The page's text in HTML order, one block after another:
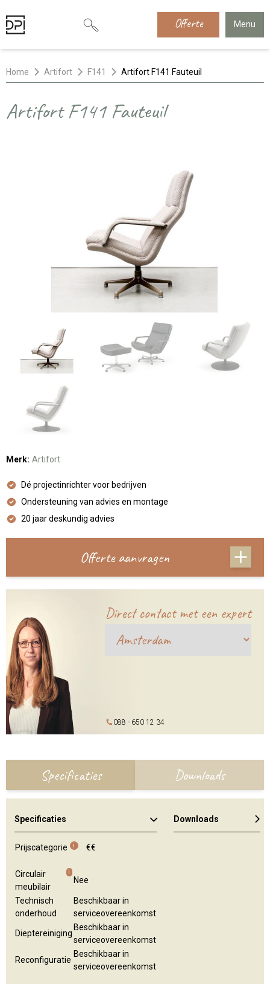
Offerte Menu
Home Artifort F141 Artifort F141 Fauteuil
Artifort F141 Fauteuil
Merk: Artifort
Dé projectinrichter voor bedrijven
Ondersteuning van advies en montage
20 jaar deskundig advies
Offerte aanvragen
Direct contact met een expert
088 - 650 12 34
Specificaties Downloads
Specificaties
Prijscategorie i €€
Circulair
meubilair
i
Nee
Technisch
onderhoud
Beschikbaar in
serviceovereenkomst
Dieptereiniging
Beschikbaar in
serviceovereenkomst
Reconfiguratie
Beschikbaar in
serviceovereenkomst
Downloads